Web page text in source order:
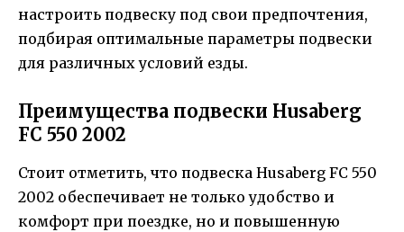
настроить подвеску под свои предпочтения,
подбирая оптимальные параметры подвески
для различных условий езды.
Преимущества подвески Husaberg
FC 550 2002
Стоит отметить, что подвеска Husaberg FC 550
2002 обеспечивает не только удобство и
комфорт при поездке, но и повышенную